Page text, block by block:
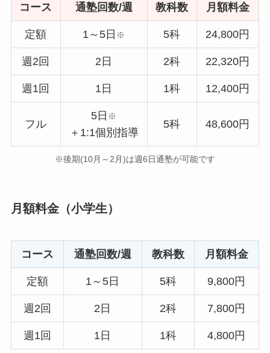
コース 通塾回数/週 教科数 月額料金
定額 1～5日 ※ 5科 24,800円
週2回 2日 2科 22,320円
週1回 1日 1科 12,400円
フル
5日 ※
＋1:1個別指導
5科 48,600円
※後期(10月～2月)は週6日通塾が可能です
月額料金（小学生）
コース 通塾回数/週 教科数 月額料金
定額 1～5日 5科 9,800円
週2回 2日 2科 7,800円
週1回 1日 1科 4,800円